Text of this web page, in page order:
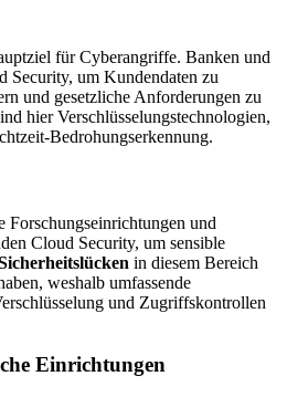
für Cyberangriffe. Banken und
Security, um Kundendaten zu
und gesetzliche Anforderungen zu
hier Verschlüsselungstechnologien,
Bedrohungserkennung.
Forschungseinrichtungen und
Cloud Security, um sensible
in diesem Bereich
weshalb umfassende
und Zugriffskontrollen
Einrichtungen